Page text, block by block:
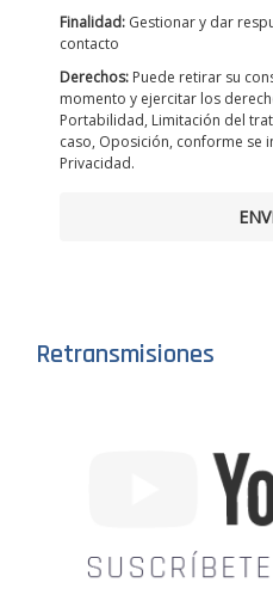
Finalidad: Gestionar y dar
contacto
Derechos: Puede retirar su
momento y ejercitar los
Portabilidad, Limitación del
caso, Oposición, conforme se
Privacidad.
Retransmisiones